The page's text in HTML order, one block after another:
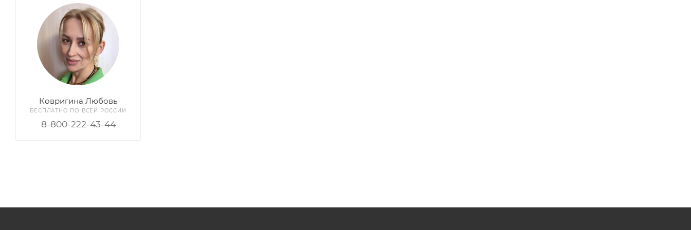
Ковригина Любовь
БЕСПЛАТНО ПО ВСЕЙ РОССИИ
8-800-222-43-44